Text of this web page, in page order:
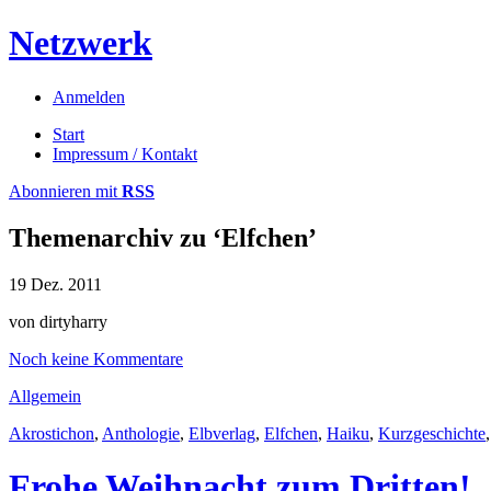
Netzwerk
Anmelden
Start
Impressum / Kontakt
Abonnieren mit RSS
Themenarchiv zu ‘Elfchen’
19 Dez. 2011
von dirtyharry
Noch keine Kommentare
Allgemein
Akrostichon, Anthologie, Elbverlag, Elfchen, Haiku, Kurzgeschichte,